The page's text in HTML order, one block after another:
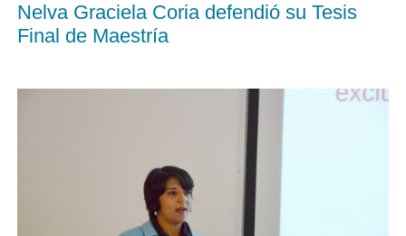
Nelva Graciela Coria defendió su Tesis
Final de Maestría